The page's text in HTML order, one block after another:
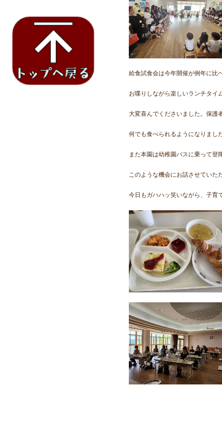
給食試食会は今年開催が例年に比
お喋りしながら楽しいランチタイ
大変喜んでくださいました。保護
何でも食べられるようになりまし
また本園は幼稚園バスに乗って登
このような機会にお話させていた
今日もガハハッ笑いながら、子育